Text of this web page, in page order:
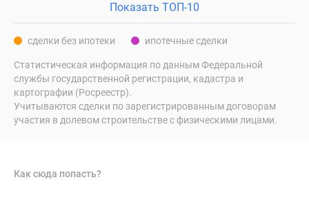
Показать ТОП-10
сделки без ипотеки ипотечные сделки
Статистическая информация по данным Федеральной
службы государственной регистрации, кадастра и
картографии (Росреестр).
Учитываются сделки по зарегистрированным договорам
участия в долевом строительстве с физическими лицами.
Как сюда попасть?